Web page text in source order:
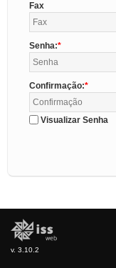
Fax
Senha:
Confirmação:
Visualizar Senha
v. 3.10.2